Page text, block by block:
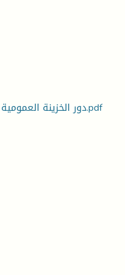
دور الخزينة العمومية في تنفيذ الميزانية العامة للدولة.pdf